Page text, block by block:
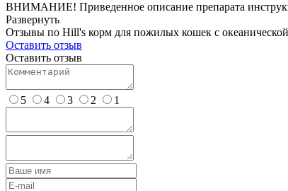
ВНИМАНИЕ! Приведенное описание препарата
Развернуть
Отзывы по Hill's корм для пожилых кошек с
Оставить отзыв
Оставить отзыв
5 4 3 2 1